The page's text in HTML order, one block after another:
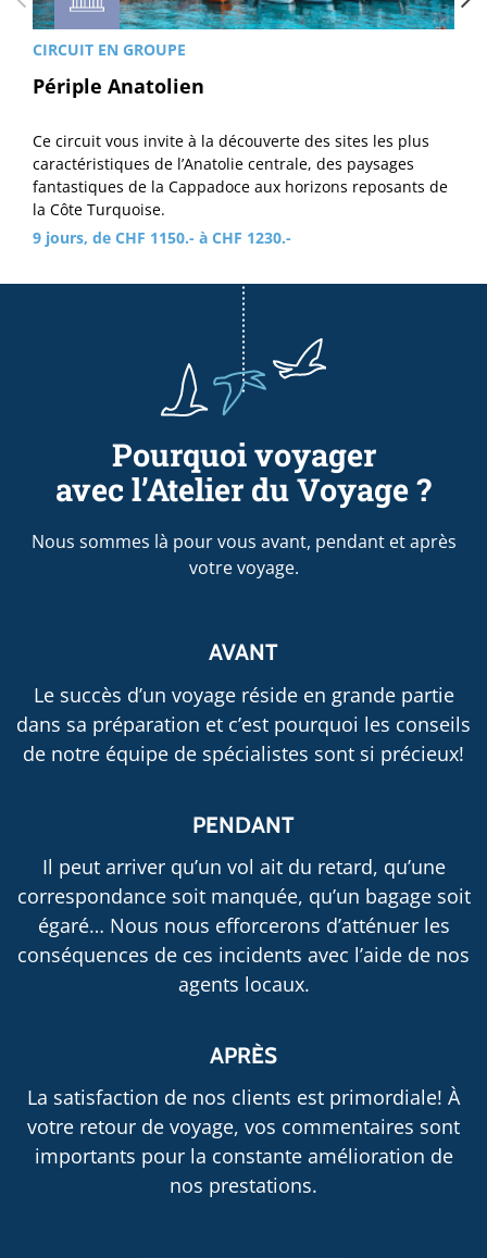
CIRCUIT EN GROUPE
Périple Anatolien
Ce circuit vous invite à la découverte des sites les plus
caractéristiques de l’Anatolie centrale, des paysages
fantastiques de la Cappadoce aux horizons reposants de
la Côte Turquoise.
9 jours, de CHF 1150.- à CHF 1230.-
Pourquoi voyager
avec l’Atelier du Voyage ?
Nous sommes là pour vous avant, pendant et après
votre voyage.
AVANT
Le succès d’un voyage réside en grande partie
dans sa préparation et c’est pourquoi les conseils
de notre équipe de spécialistes sont si précieux!
PENDANT
Il peut arriver qu’un vol ait du retard, qu’une
correspondance soit manquée, qu’un bagage soit
égaré… Nous nous efforcerons d’atténuer les
conséquences de ces incidents avec l’aide de nos
agents locaux.
APRÈS
La satisfaction de nos clients est primordiale! À
votre retour de voyage, vos commentaires sont
importants pour la constante amélioration de
nos prestations.